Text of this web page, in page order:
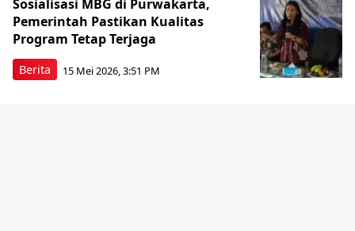
Berita
Sosialisasi MBG di Purwakarta,
Pemerintah Pastikan Kualitas
Program Tetap Terjaga
15 Mei 2026, 3:51 PM